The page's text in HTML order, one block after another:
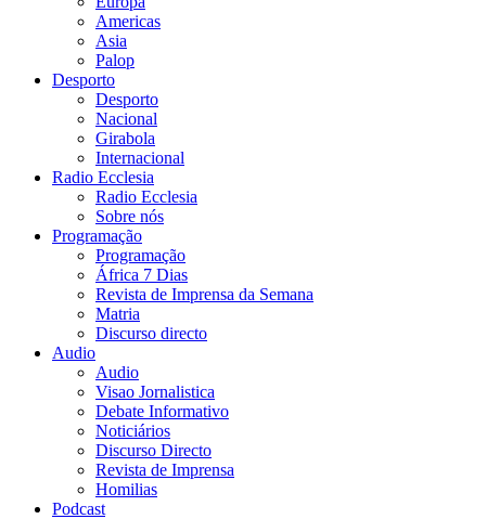
Americas
Asia
Palop
Desporto
Desporto
Nacional
Girabola
Internacional
Radio Ecclesia
Radio Ecclesia
Sobre nós
Programação
Programação
África 7 Dias
Revista de Imprensa da Semana
Matria
Discurso directo
Audio
Audio
Visao Jornalistica
Debate Informativo
Noticiários
Discurso Directo
Revista de Imprensa
Homilias
Podcast